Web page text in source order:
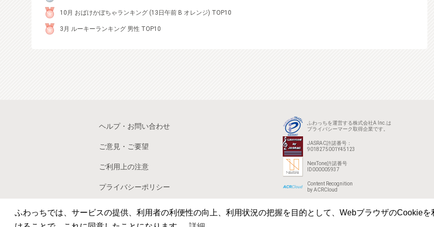
ふわっちでは、サービスの提供、利用者の利便性の向上、利用状況の把握を目的として、WebブラウザのCookie
10月 おばけかぼちゃランキング (13日午前 B オレンジ) TOP10
3月 ルーキーランキング 男性 TOP10
ヘルプ・お問い合わせ
ご意見・ご要望
ご利用上の注意
プライバシーポリシー
利用規約
ふわっちを運営する株式会社A Inc.は
プライバシーマーク取得企業です。
JASRAC許諾番号：
9018275001Y45123
NexTone許諾番号
ID000005937
Content Recognition
by ACRCloud